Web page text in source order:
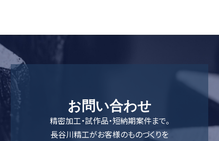
お問い合わせ
精密加工・試作品・短納期案件まで。
長谷川精工がお客様のものづくりを